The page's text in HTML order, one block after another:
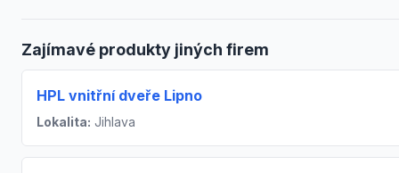
Zajímavé produkty jiných firem
HPL vnitřní dveře Lipno
Lokalita: Jihlava